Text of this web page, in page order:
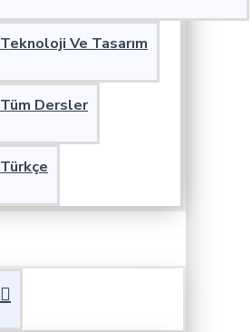
Teknoloji Ve Tasarım
Tüm Dersler
Türkçe